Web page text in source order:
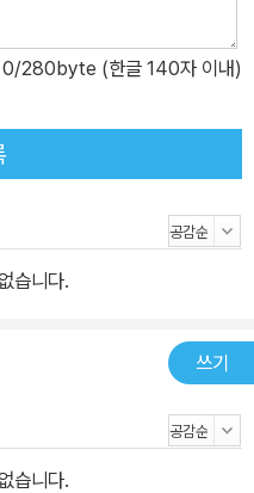
물이 정말 일어날 법한 일을 꾸
각을 선사할 것이다. 우리
의 탄생! 시민, 예술, 기록은
부조리한 일들
지에 놓인 사람들을. _168p 제
가는 1991년생으로 첫 책이라
이야기를 담아낸다. 현재에서
들의 행보는 아이러니하게도
소설 속 미래의 재난 앞에서 사
0/280byte (한글 140자 이내)
습니다.
쓰기
습니다.